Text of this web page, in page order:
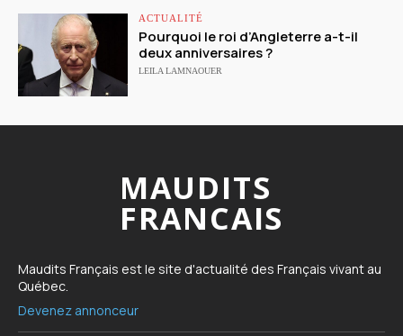
ACTUALITÉ
Pourquoi le roi d’Angleterre a-t-il
deux anniversaires ?
LEILA LAMNAOUER
MAUDITS
FRANCAIS
Maudits Français est le site d'actualité des Français vivant au
Québec.
Devenez annonceur